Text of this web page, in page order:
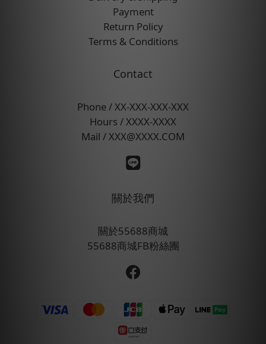
Payment
Return Policy
Terms & Conditions
Contact
Phone / XX-XXX-XXX-XXX
Hours / XXXX-XXXX
Mail / XXX@XXXX.COM
關於我們
關於55688商城
55688商城FB粉絲團